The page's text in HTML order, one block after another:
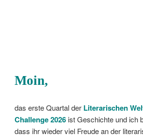
Moin,
das erste Quartal der Literarischen
Challenge2026 ist Geschichte und ich
dass ihr wieder viel Freude an der